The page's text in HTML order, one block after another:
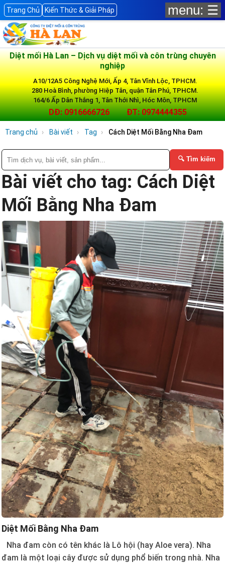
Trang Chủ Kiến Thức & Giải Pháp menu: ☰
Diệt mối Hà Lan – Dịch vụ diệt mối và côn trùng chuyên
nghiệp
A10/12A5 Công Nghệ Mới, Ấp 4, Tân Vĩnh Lộc, TPHCM.
280 Hoà Bình, phường Hiệp Tân, quận Tân Phú, TPHCM.
164/6 Ấp Dân Thắng 1, Tân Thới Nhì, Hóc Môn, TPHCM
DĐ: 0916666726 ĐT: 0974444355
Trang chủ Bài viết Tag Cách Diệt Mối Bằng Nha Đam
🔍 Tìm kiếm
Bài viết cho tag: Cách Diệt
Mối Bằng Nha Đam
Diệt Mối Bằng Nha Đam
Nha đam còn có tên khác là Lô hội (hay Aloe vera). Nha
đam là một loại cây được sử dụng phổ biến trong nhà. Nha